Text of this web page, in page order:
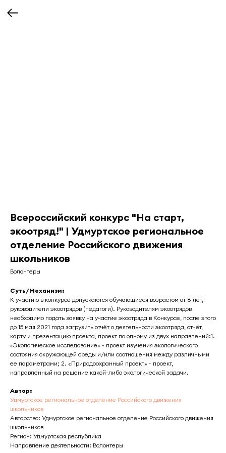
Всероссийский конкурс "На старт,
экоотряд!" | Удмуртское региональное
отделение Российского движения
школьников
Волонтеры
Суть/Механизм:
К участию в конкурсе допускаются обучающиеся возрастом от 8 лет,
руководители экоотрядов (педагоги). Руководителям экоотрядов
необходимо подать заявку на участие экоотряда в Конкурсе, после этого
до 15 мая 2021 года загрузить отчёт о деятельности экоотряда, отчёт,
карту и презентацию проекта, проект по одному из двух направлений:1.
«Экологическое исследование» - проект изучения экологического
состояния окружающей среды и/или соотношения между различными
ее параметрами; 2. «Природоохранный проект» - проект,
направленный на решение какой-либо экологической задачи.
Автор:
Удмуртское региональное отделение Российского движения
школьников
Авторство: Удмуртское региональное отделение Российского движения
школьников
Регион: Удмуртская республика
Направление деятельности: Волонтеры